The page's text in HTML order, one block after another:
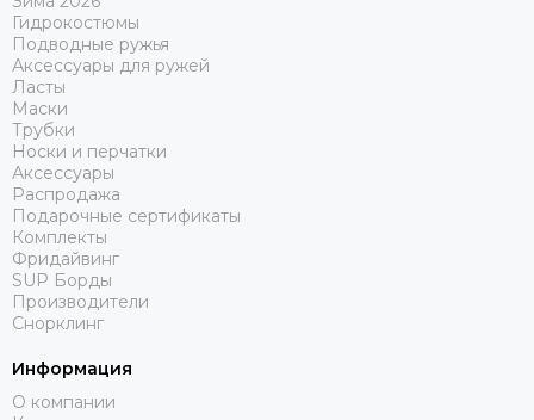
Гидрокостюмы
Подводные ружья
Аксессуары для ружей
Ласты
Маски
Трубки
Носки и перчатки
Аксессуары
Распродажа
Подарочные сертификаты
Комплекты
Фридайвинг
SUP Борды
Производители
Снорклинг
Информация
О компании